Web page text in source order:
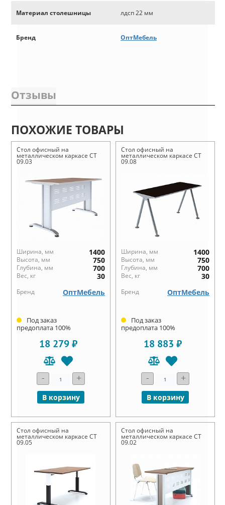
Материал столешницы лдсп 22 мм
Бренд ОптМебель
Отзывы
ПОХОЖИЕ ТОВАРЫ
Стол офисный на
металлическом каркасе СТ
09.03
Ширина, мм 1400
Высота, мм 750
Глубина, мм 700
Вес, кг 30
Бренд ОптМебель
Под заказ
предоплата 100%
18 279 ₽
- +
В корзину
Стол офисный на
металлическом каркасе СТ
09.08
Ширина, мм 1400
Высота, мм 750
Глубина, мм 700
Вес, кг 30
Бренд ОптМебель
Под заказ
предоплата 100%
18 883 ₽
- +
В корзину
Стол офисный на
металлическом каркасе СТ
09.05
Стол офисный на
металлическом каркасе СТ
09.02